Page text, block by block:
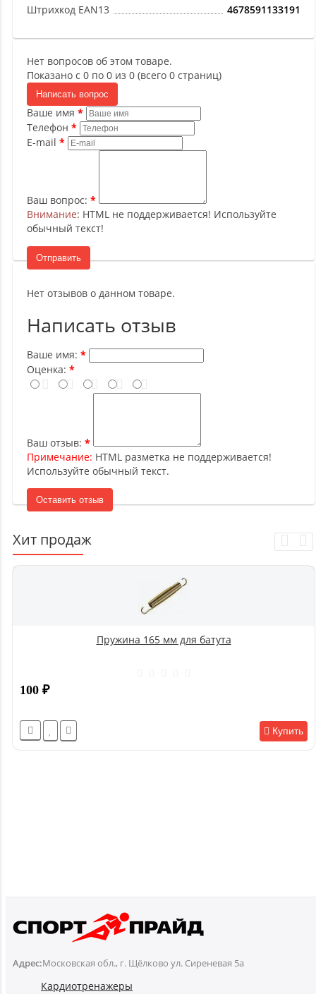
Штрихкод EAN13 4678591133191
Нет вопросов об этом товаре.
Показано с 0 по 0 из 0 (всего 0 страниц)
Написать вопрос
Ваше имя
Телефон
E-mail
Ваш вопрос:
Внимание: HTML не поддерживается! Используйте
обычный текст!
Отправить
Нет отзывов о данном товаре.
Написать отзыв
Ваше имя:
Оценка:
Ваш отзыв:
Примечание: HTML разметка не поддерживается!
Используйте обычный текст.
Оставить отзыв
Хит продаж
Пружина 165 мм для батута
100 ₽
Купить
Адрес:Московская обл., г. Щёлково ул. Сиреневая 5а
Кардиотренажеры